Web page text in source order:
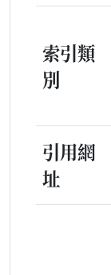
索引類
別
引用網
址